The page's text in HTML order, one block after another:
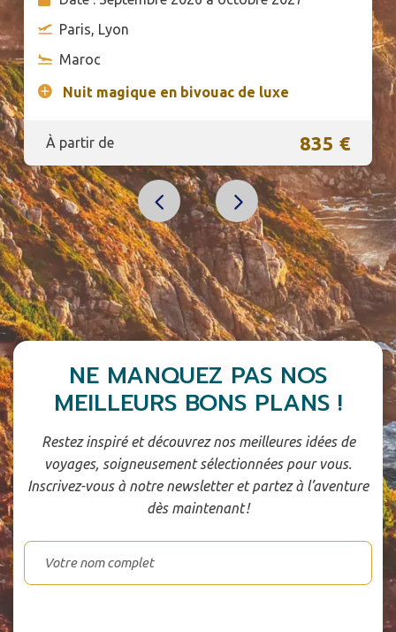
Paris, Lyon
Maroc
Nuit magique en bivouac de luxe
À partir de 835 €
NE MANQUEZ PAS NOS
MEILLEURS BONS PLANS !
Restez inspiré et découvrez nos meilleures idées de
voyages, soigneusement sélectionnées pour vous.
Inscrivez-vous à notre newsletter et partez à l’aventure
dès maintenant !